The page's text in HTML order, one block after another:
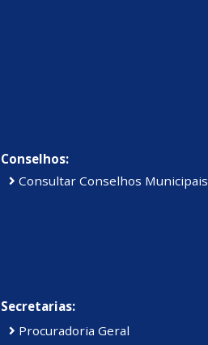
Conselhos:
Consultar Conselhos Municipais
Secretarias:
Procuradoria Geral